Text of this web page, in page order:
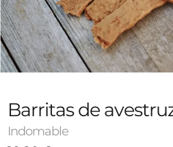
Barritas de
Indomable